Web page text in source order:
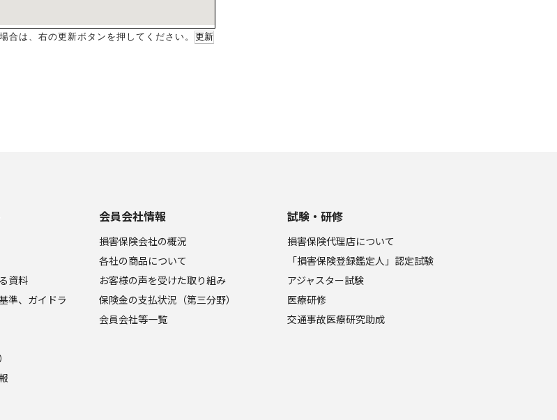
は、右の更新ボタンを押してください。 更新
資料
準、ガイドラ
会員会社情報
損害保険会社の概況
各社の商品について
お客様の声を受けた取り組み
保険金の支払状況（第三分野）
会員会社等一覧
試験・研修
損害保険代理店について
「損害保険登録鑑定人」認定試験
アジャスター試験
医療研修
交通事故医療研究助成